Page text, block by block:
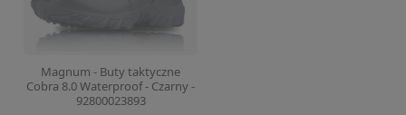
Magnum - Buty taktyczne
Cobra 8.0 Waterproof - Czarny -
92800023893